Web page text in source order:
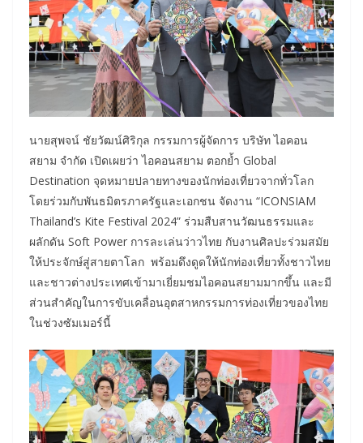
นายสุพจน์ ชัยวัฒน์ศิริกุล กรรมการผู้จัดการ บริษัท ไอคอน
สยาม จำกัด เปิดเผยว่า ไอคอนสยาม ตอกย้ำ Global
Destination จุดหมายปลายทางของนักท่องเที่ยวจากทั่วโลก
โดยร่วมกับพันธมิตรภาครัฐและเอกชน จัดงาน “ICONSIAM
Thailand’s Kite Festival 2024” ร่วมสืบสานวัฒนธรรมและ
ผลักดัน Soft Power การละเล่นว่าวไทย กับงานศิลปะร่วมสมัย
ให้ประจักษ์สู่สายตาโลก พร้อมดึงดูดให้นักท่องเที่ยวทั้งชาวไทย
และชาวต่างประเทศเข้ามาเยี่ยมชมไอคอนสยามมากขึ้น และมี
ส่วนสำคัญในการขับเคลื่อนอุตสาหกรรมการท่องเที่ยวของไทย
ในช่วงซัมเมอร์นี้